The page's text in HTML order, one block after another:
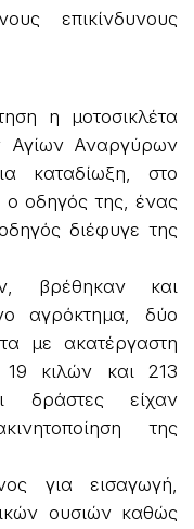
επικίνδυνους
η μοτοσικλέτα
Αγίων Αναργύρων
καταδίωξη, στο
ο οδηγός της, ένας
διέφυγε της
βρέθηκαν και
αγρόκτημα, δύο
με ακατέργαστη
κιλών και 213
δράστες είχαν
της
για εισαγωγή,
ουσιών καθώς